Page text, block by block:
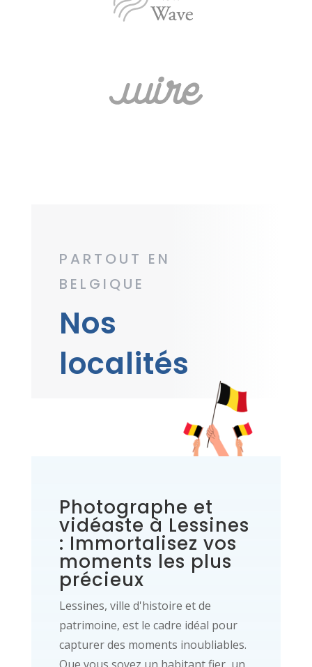
PARTOUT EN
BELGIQUE
Nos
localités
Photographe et
vidéaste à Lessines
: Immortalisez vos
moments les plus
précieux
Lessines, ville d'histoire et de
patrimoine, est le cadre idéal pour
capturer des moments inoubliables.